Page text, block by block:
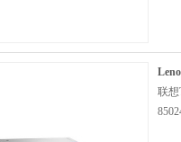
联想